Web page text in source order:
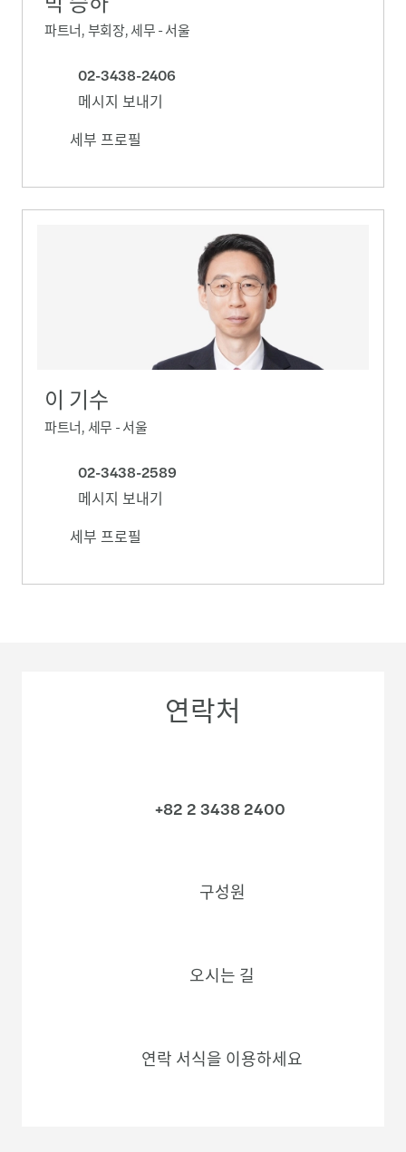
파트너, 부회장, 세무 - 서울
02-3438-2406
메시지 보내기
세부 프로필
이 기수
파트너, 세무 - 서울
02-3438-2589
메시지 보내기
세부 프로필
연락처
+82 2 3438 2400
구성원
오시는 길
연락 서식을 이용하세요